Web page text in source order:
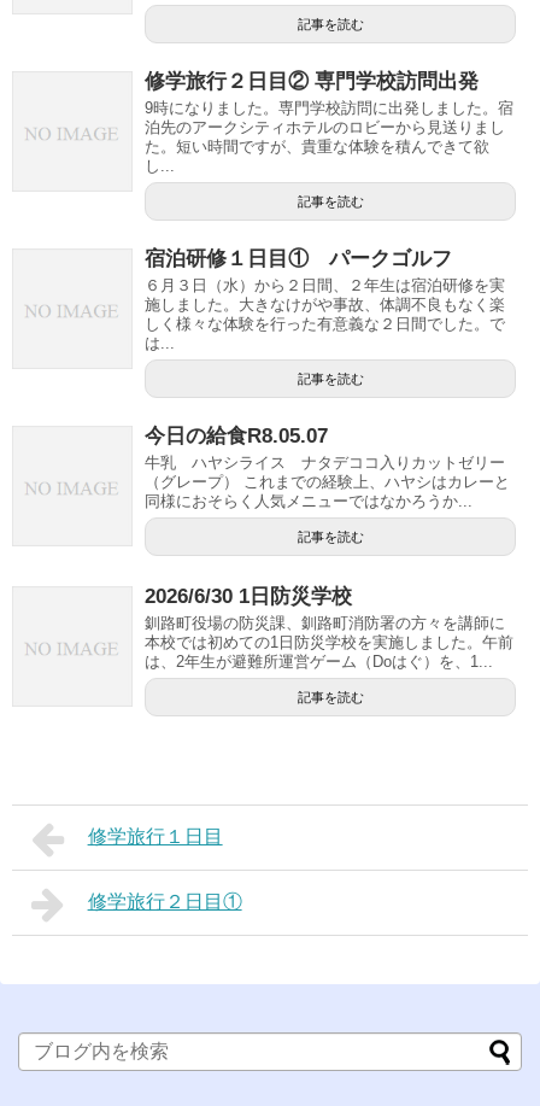
記事を読む
修学旅行２日目② 専門学校訪問出発
9時になりました。専門学校訪問に出発しました。宿
泊先のアークシティホテルのロビーから見送りまし
た。短い時間ですが、貴重な体験を積んできて欲
し...
記事を読む
宿泊研修１日目① パークゴルフ
６月３日（水）から２日間、２年生は宿泊研修を実
施しました。大きなけがや事故、体調不良もなく楽
しく様々な体験を行った有意義な２日間でした。で
は...
記事を読む
今日の給食R8.05.07
牛乳 ハヤシライス ナタデココ入りカットゼリー
（グレープ） これまでの経験上、ハヤシはカレーと
同様におそらく人気メニューではなかろうか...
記事を読む
2026/6/30 1日防災学校
釧路町役場の防災課、釧路町消防署の方々を講師に
本校では初めての1日防災学校を実施しました。午前
は、2年生が避難所運営ゲーム（Dоはぐ）を、1...
記事を読む
修学旅行１日目
修学旅行２日目①